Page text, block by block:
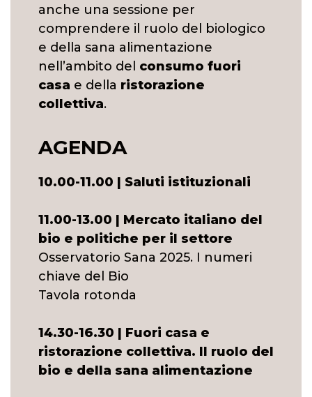
anche una sessione per
comprendere il ruolo del biologico
e della sana alimentazione
nell’ambito del consumo fuori
casa e della ristorazione
collettiva.
AGENDA
10.00-11.00 | Saluti istituzionali
11.00-13.00 | Mercato italiano del
bio e politiche per il settore
Osservatorio Sana 2025. I numeri
chiave del Bio
Tavola rotonda
14.30-16.30 | Fuori casa e
ristorazione collettiva. Il ruolo del
bio e della sana alimentazione